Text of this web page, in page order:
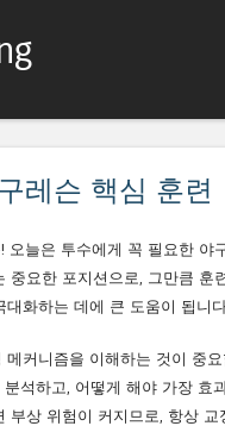
레슨 핵심 훈련
오늘은 투수에게 꼭 필요한 야
중요한 포지션으로, 그만큼 훈
화하는 데에 큰 도움이 됩니
커니즘을 이해하는 것이 중
석하고, 어떻게 해야 가장 효
부상 위험이 커지므로, 항상